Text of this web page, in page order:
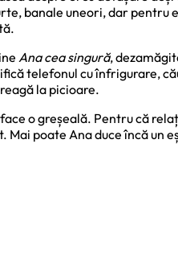
banale uneori, dar pentru
Ana cea singură,
telefonul cu înfrigurare,
la picioare.
o greșeală. Pentru că
poate Ana duce încă un